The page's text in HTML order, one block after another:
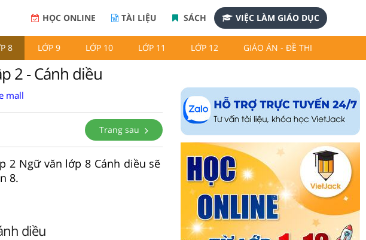
HỌC ONLINE TÀI LIỆU SÁCH VIỆC LÀM GIÁO DỤC
8 LỚP 9 LỚP 10 LỚP 11 LỚP 12 GIÁO ÁN - ĐỀ THI
2 - Cánh diều
mall
Trang sau
2 Ngữ văn lớp 8 Cánh diều sẽ
8.
diều